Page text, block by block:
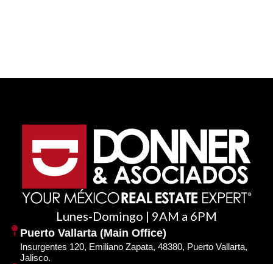
Lunes-Domingo | 9AM a 6PM
Puerto Vallarta (Main Office)
Insurgentes 120, Emiliano Zapata, 48380, Puerto Vallarta,
Jalisco.